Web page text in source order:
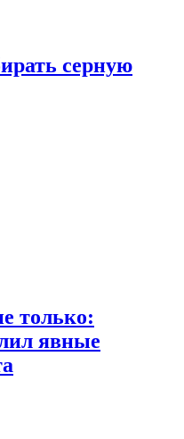
серную
только:
явные